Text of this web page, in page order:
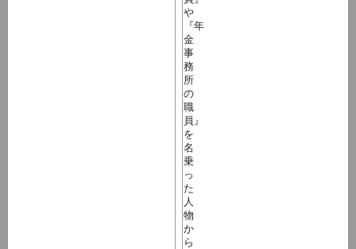
や
『年
金
事
務
所
の
職
員』
を
名
乗
っ
た
人
物
か
ら